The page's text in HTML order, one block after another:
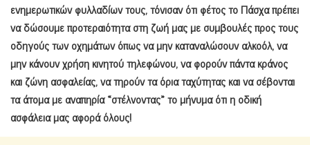
ενημερωτικών φυλλαδίων τους, τόνισαν ότι φέτος το Πάσχα πρέπει
να δώσουμε προτεραιότητα στη ζωή μας με συμβουλές προς τους
οδηγούς των οχημάτων όπως να μην καταναλώσουν αλκοόλ, να
μην κάνουν χρήση κινητού τηλεφώνου, να φορούν πάντα κράνος
και ζώνη ασφαλείας, να τηρούν τα όρια ταχύτητας και να σέβονται
τα άτομα με αναπηρία «στέλνοντας» το μήνυμα ότι η οδική
ασφάλεια μας αφορά όλους!